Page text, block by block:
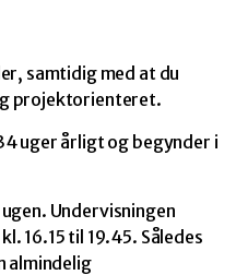
samtidig med at du
projektorienteret.
uger årligt og begynder i
Undervisningen
16.15 til 19.45. Således
almindelig